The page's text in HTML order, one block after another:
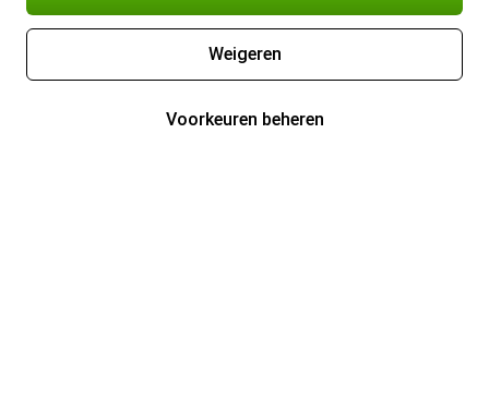
Weigeren
Voorkeuren beheren